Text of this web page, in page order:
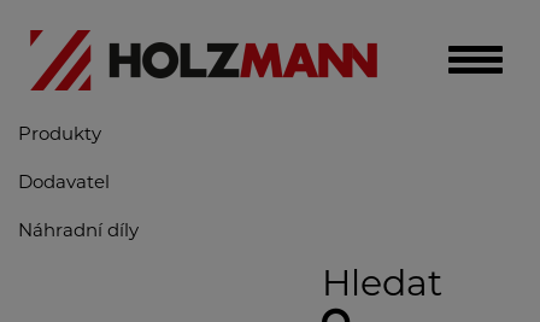
Toggle
Produkty
Dodavatel
Náhradní díly
Hledat